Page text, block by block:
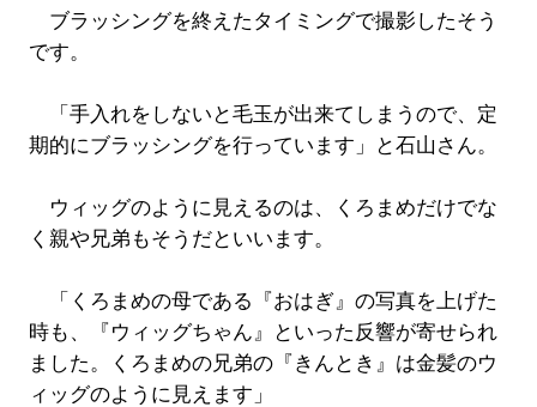
ブラッシングを終えたタイミングで撮影したそう
です。
「手入れをしないと毛玉が出来てしまうので、定
期的にブラッシングを行っています」と石山さん。
ウィッグのように見えるのは、くろまめだけでな
く親や兄弟もそうだといいます。
「くろまめの母である『おはぎ』の写真を上げた
時も、『ウィッグちゃん』といった反響が寄せられ
ました。くろまめの兄弟の『きんとき』は金髪のウ
ィッグのように見えます」